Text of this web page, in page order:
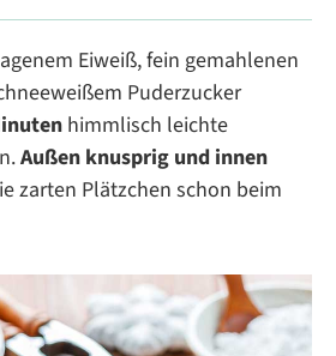
Eiweiß, fein gemahlenen
Puderzucker
himmlisch leichte
Außen knusprig und innen
zarten Plätzchen schon beim